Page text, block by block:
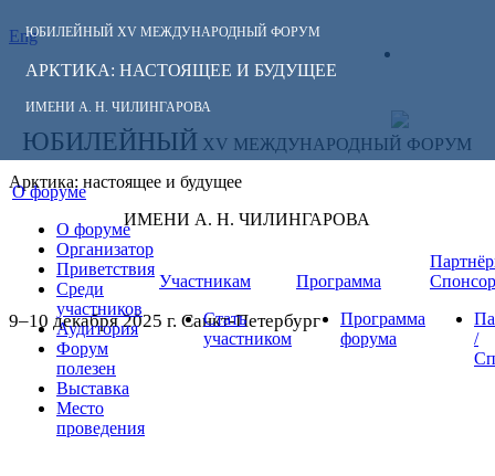
ЮБИЛЕЙНЫЙ XV МЕЖДУНАРОДНЫЙ ФОРУМ
АРКТИКА: НАСТОЯЩЕЕ И БУДУЩЕЕ
ИМЕНИ А. Н. ЧИЛИНГАРОВА
Eng
СЛЕДИТЕ ЗА
НОВОСТЯМИ
ФОРУМА:
ЮБИЛЕЙНЫЙ XV МЕЖДУНАРОДНЫЙ ФОРУМ
Арктика: настоящее и будущее
ИМЕНИ А. Н. ЧИЛИНГАРОВА
9–10 декабря 2025 г. Санкт-Петербург
О форуме
О форуме
Организатор
Приветствия
Среди
участников
Аудитория
Форум
полезен
Выставка
Место
проведения
Участникам
Стать
участником
Программа
Программа
форума
/